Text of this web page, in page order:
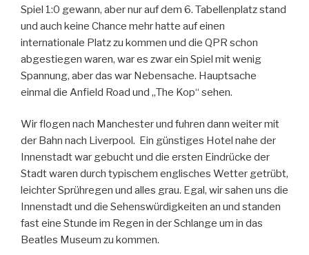
Spiel 1:0 gewann, aber nur auf dem 6. Tabellenplatz stand
und auch keine Chance mehr hatte auf einen
internationale Platz zu kommen und die QPR schon
abgestiegen waren, war es zwar ein Spiel mit wenig
Spannung, aber das war Nebensache. Hauptsache
einmal die Anfield Road und „The Kop“ sehen.
Wir flogen nach Manchester und fuhren dann weiter mit
der Bahn nach Liverpool. Ein günstiges Hotel nahe der
Innenstadt war gebucht und die ersten Eindrücke der
Stadt waren durch typischem englisches Wetter getrübt,
leichter Sprühregen und alles grau. Egal, wir sahen uns die
Innenstadt und die Sehenswürdigkeiten an und standen
fast eine Stunde im Regen in der Schlange um in das
Beatles Museum zu kommen.